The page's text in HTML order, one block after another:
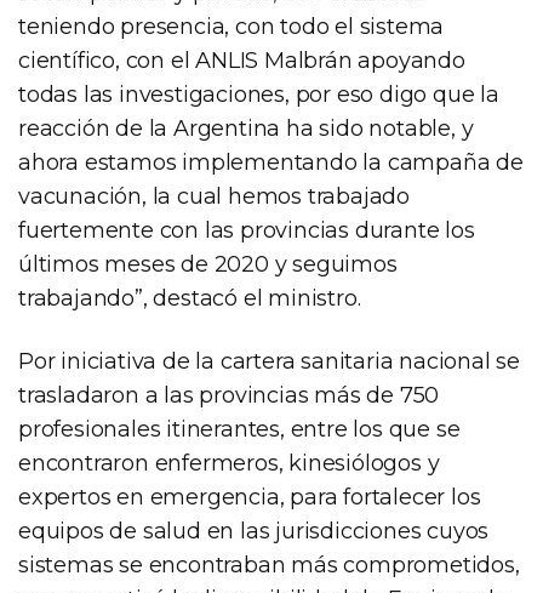
teniendo presencia, con todo el sistema
científico, con el ANLIS Malbrán apoyando
todas las investigaciones, por eso digo que la
reacción de la Argentina ha sido notable, y
ahora estamos implementando la campaña de
vacunación, la cual hemos trabajado
fuertemente con las provincias durante los
últimos meses de 2020 y seguimos
trabajando”, destacó el ministro.
Por iniciativa de la cartera sanitaria nacional se
trasladaron a las provincias más de 750
profesionales itinerantes, entre los que se
encontraron enfermeros, kinesiólogos y
expertos en emergencia, para fortalecer los
equipos de salud en las jurisdicciones cuyos
sistemas se encontraban más comprometidos,